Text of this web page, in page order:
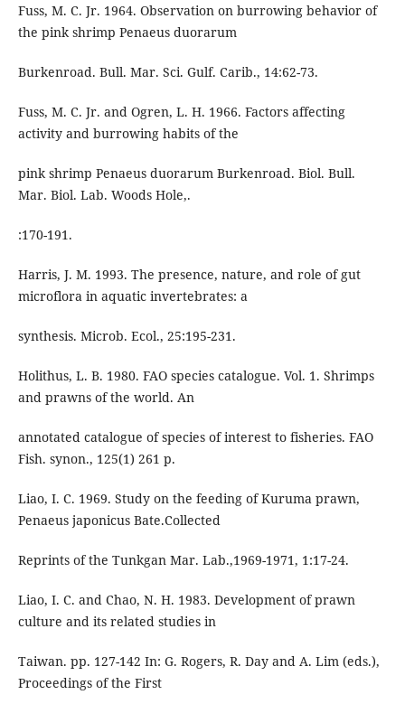
Fuss, M. C. Jr. 1964. Observation on burrowing behavior of
the pink shrimp Penaeus duorarum
Burkenroad. Bull. Mar. Sci. Gulf. Carib., 14:62-73.
Fuss, M. C. Jr. and Ogren, L. H. 1966. Factors affecting
activity and burrowing habits of the
pink shrimp Penaeus duorarum Burkenroad. Biol. Bull.
Mar. Biol. Lab. Woods Hole,.
:170-191.
Harris, J. M. 1993. The presence, nature, and role of gut
microflora in aquatic invertebrates: a
synthesis. Microb. Ecol., 25:195-231.
Holithus, L. B. 1980. FAO species catalogue. Vol. 1. Shrimps
and prawns of the world. An
annotated catalogue of species of interest to fisheries. FAO
Fish. synon., 125(1) 261 p.
Liao, I. C. 1969. Study on the feeding of Kuruma prawn,
Penaeus japonicus Bate.Collected
Reprints of the Tunkgan Mar. Lab.,1969-1971, 1:17-24.
Liao, I. C. and Chao, N. H. 1983. Development of prawn
culture and its related studies in
Taiwan. pp. 127-142 In: G. Rogers, R. Day and A. Lim (eds.),
Proceedings of the First